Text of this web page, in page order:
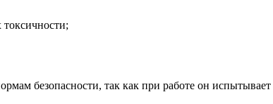
токсичности;
безопасности, так как при работе он